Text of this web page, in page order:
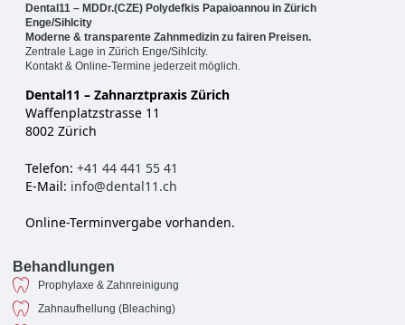
Dental11 – MDDr.(CZE) Polydefkis Papaioannou in Zürich
Enge/Sihlcity
Moderne & transparente Zahnmedizin zu fairen Preisen.
Zentrale Lage in Zürich Enge/Sihlcity.
Kontakt & Online-Termine jederzeit möglich.
Dental11 – Zahnarztpraxis Zürich
Waffenplatzstrasse 11
8002 Zürich
Telefon: +41 44 441 55 41
E-Mail: info@dental11.ch
Online-Terminvergabe vorhanden.
Behandlungen
Prophylaxe & Zahnreinigung
Zahnaufhellung (Bleaching)